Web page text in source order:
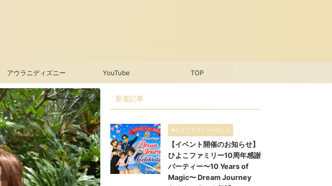
アウラニディズニー YouTube TOP
新着記事
★ひよこファミリーのこと
【イベント開催のお知らせ】
ひよこファミリー10周年感謝
パーティー〜10 Years of
Magic〜 Dream Journey